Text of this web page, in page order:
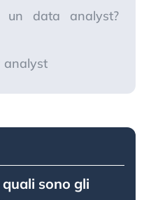
un data analyst?
analyst
quali sono gli